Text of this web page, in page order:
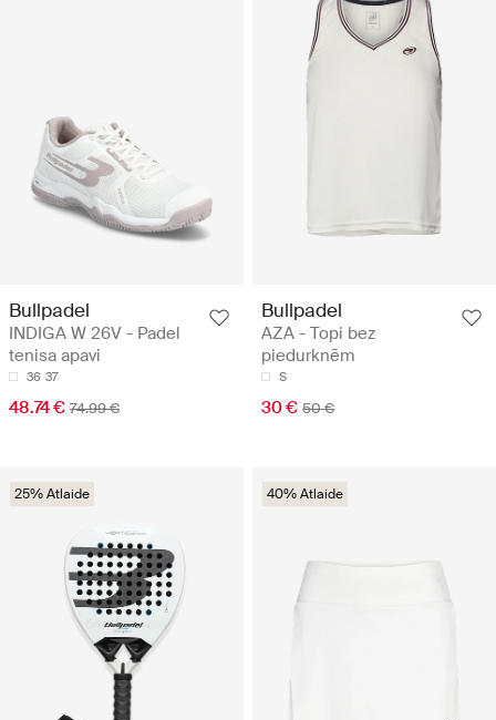
Bullpadel
INDIGA W 26V - Padel
tenisa apavi
36 37
48.74 € 74.99 €
Bullpadel
AZA - Topi bez
piedurknēm
S
30 € 50 €
25% Atlaide 40% Atlaide